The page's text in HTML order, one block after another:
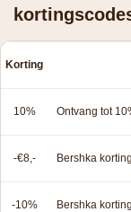
Korting
10% Ontvang tot
-€8,- Bershka
-10%
Bershka